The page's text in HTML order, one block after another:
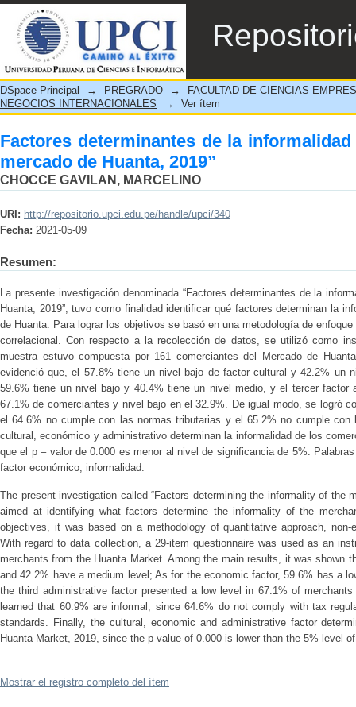
Factores determinantes de la informalidad
DSpace Principal → PREGRADO →
FACULTAD DE CIENCIAS
NEGOCIOS INTERNACIONALES
→ Ver ítem
Factores determinantes de la
mercado de Huanta, 2019”
CHOCCE GAVILAN, MARCELINO
URI: http://repositorio.upci.edu.pe/handle/upci/340
Fecha: 2021-05-09
Resumen:
La presente investigación denominada “Factores determinantes de la
Huanta, 2019”, tuvo como finalidad identificar qué factores determinan la
de Huanta. Para lograr los objetivos se basó en una metodología de
correlacional. Con respecto a la recolección de datos, se utilizó como
muestra estuvo compuesta por 161 comerciantes del Mercado de
evidenció que, el 57.8% tiene un nivel bajo de factor cultural y 42.2% un
59.6% tiene un nivel bajo y 40.4% tiene un nivel medio, y el tercer factor
67.1% de comerciantes y nivel bajo en el 32.9%. De igual modo, se logró
el 64.6% no cumple con las normas tributarias y el 65.2% no cumple con
cultural, económico y administrativo determinan la informalidad de los
que el p – valor de 0.000 es menor al nivel de significancia de 5%.
factor económico, informalidad.
The present investigation called “Factors determining the informality of the
aimed at identifying what factors determine the informality of the
objectives, it was based on a methodology of quantitative approach, non-
With regard to data collection, a 29-item questionnaire was used as an
merchants from the Huanta Market. Among the main results, it was shown
and 42.2% have a medium level; As for the economic factor, 59.6% has a
the third administrative factor presented a low level in 67.1% of
learned that 60.9% are informal, since 64.6% do not comply with tax
standards. Finally, the cultural, economic and administrative factor
Huanta Market, 2019, since the p-value of 0.000 is lower than the 5% level
Mostrar el registro completo del ítem